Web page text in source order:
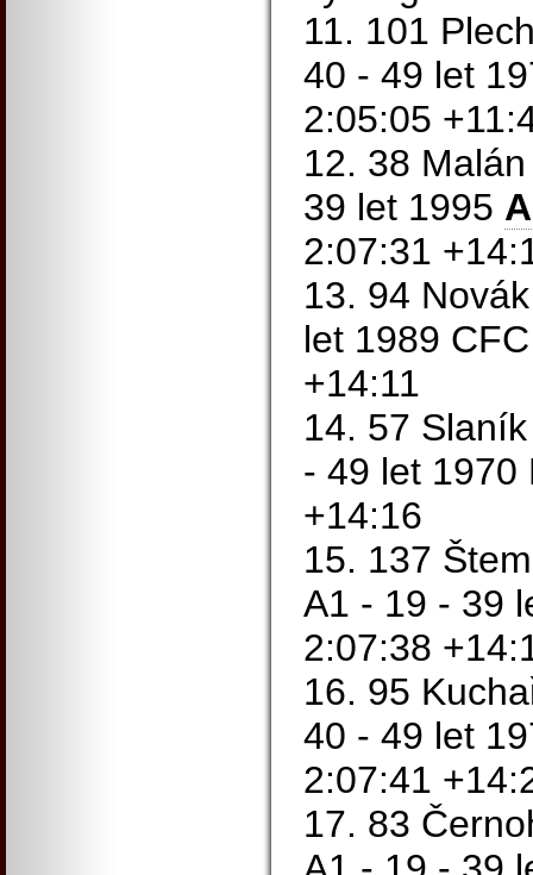
11. 101
40 - 49 let
2:05:05
12. 38
39 let 1995
2:07:31
13. 94
let 1989
+14:11
14. 57
- 49 let 1970
+14:16
15. 137
A1 - 19 - 39
2:07:38
16. 95
40 - 49 let
2:07:41
17. 83